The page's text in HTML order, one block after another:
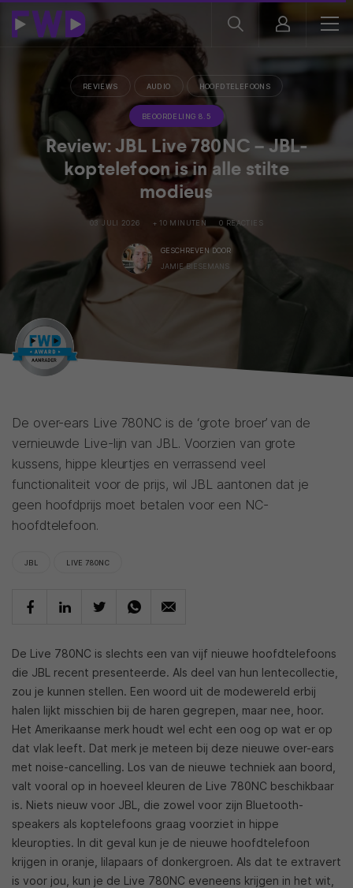
REVIEWS AUDIO HOOFDTELEFOONS
BEOORDELING 8.5
Review: JBL Live 780NC – JBL-
koptelefoon is in alle stilte
modieus
03 JULI 2026 + 10 MINUTEN 0 REACTIES
GESCHREVEN DOOR
JAMIE BIESEMANS
De over-ears Live 780NC is de ‘grote broer’ van de
vernieuwde Live-lijn van JBL. Voorzien van grote
kussens, hippe kleurtjes en verrassend veel
functionaliteit voor de prijs, wil JBL aantonen dat je
geen hoofdprijs moet betalen voor een NC-
hoofdtelefoon.
JBL LIVE 780NC
De Live 780NC is slechts een van vijf nieuwe hoofdtelefoons
die JBL recent presenteerde. Als deel van hun lentecollectie,
zou je kunnen stellen. Een woord uit de modewereld erbij
halen lijkt misschien bij de haren gegrepen, maar nee, hoor.
Het Amerikaanse merk houdt wel echt een oog op wat er op
dat vlak leeft. Dat merk je meteen bij deze nieuwe over-ears
met noise-cancelling. Los van de nieuwe techniek aan boord,
valt vooral op in hoeveel kleuren de Live 780NC beschikbaar
is. Niets nieuw voor JBL, die zowel voor zijn Bluetooth-
speakers als koptelefoons graag voorziet in hippe
kleuropties. In dit geval kun je de nieuwe hoofdtelefoon
krijgen in oranje, lilapaars of donkergroen. Als dat te extravert
is voor jou, kun je de Live 780NC eveneens krijgen in het wit,